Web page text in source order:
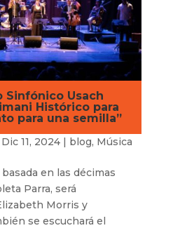
Sinfónico Usach
Histórico para
para una semilla”
Dic 11, 2024| blog, Música
en las décimas
Parra, será
Morris y
se escuchará el